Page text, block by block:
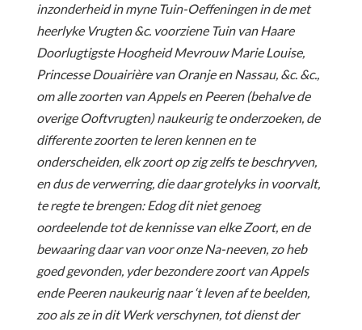
inzonderheid in myne Tuin-Oeffeningen in de met
heerlyke Vrugten &c. voorziene Tuin van Haare
Doorlugtigste Hoogheid Mevrouw Marie Louise,
Princesse Douairière van Oranje en Nassau, &c. &c.,
om alle zoorten van Appels en Peeren (behalve de
overige Ooftvrugten) naukeurig te onderzoeken, de
differente zoorten te leren kennen en te
onderscheiden, elk zoort op zig zelfs te beschryven,
en dus de verwerring, die daar grotelyks in voorvalt,
te regte te brengen: Edog dit niet genoeg
oordeelende tot de kennisse van elke Zoort, en de
bewaaring daar van voor onze Na-neeven, zo heb
goed gevonden, yder bezondere zoort van Appels
ende Peeren naukeurig naar ‘t leven af te beelden,
zoo als ze in dit Werk verschynen, tot dienst der